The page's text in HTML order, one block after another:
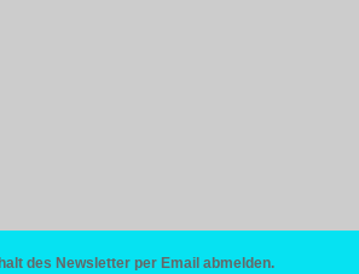
des Newsletter per Email abmelden.